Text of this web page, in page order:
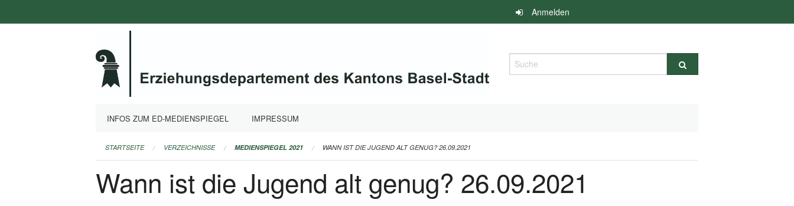
überspringen
Anmelden
Suche
INFOS ZUM ED-MEDIENSPIEGEL IMPRESSUM
STARTSEITE VERZEICHNISSE MEDIENSPIEGEL 2021 WANN IST DIE JUGEND ALT GENUG? 26.09.2021
Wann ist die Jugend alt genug? 26.09.2021